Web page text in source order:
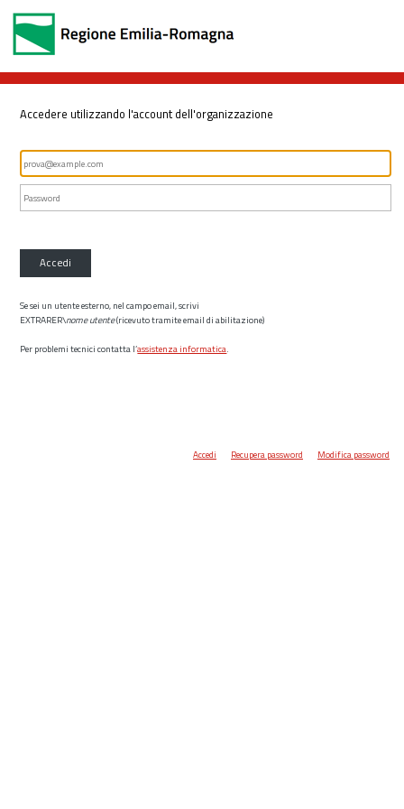
Accedere utilizzando l'account dell'organizzazione
Accedi
Se sei un utente esterno, nel campo email, scrivi
EXTRARER\nome utente(ricevuto tramite email di abilitazione)
Per problemi tecnici contatta l’assistenza informatica.
Accedi Recupera password Modifica password